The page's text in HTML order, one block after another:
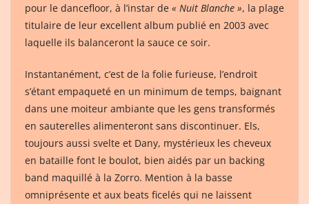
pour le dancefloor, à l’instar de « Nuit Blanche », la plage
titulaire de leur excellent album publié en 2003 avec
laquelle ils balanceront la sauce ce soir.
Instantanément, c’est de la folie furieuse, l’endroit
s’étant empaqueté en un minimum de temps, baignant
dans une moiteur ambiante que les gens transformés
en sauterelles alimenteront sans discontinuer. Els,
toujours aussi svelte et Dany, mystérieux les cheveux
en bataille font le boulot, bien aidés par un backing
band maquillé à la Zorro. Mention à la basse
omniprésente et aux beats ficelés qui ne laissent